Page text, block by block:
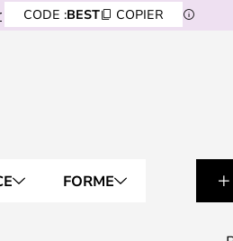
CODE :BEST COPIER
FORME